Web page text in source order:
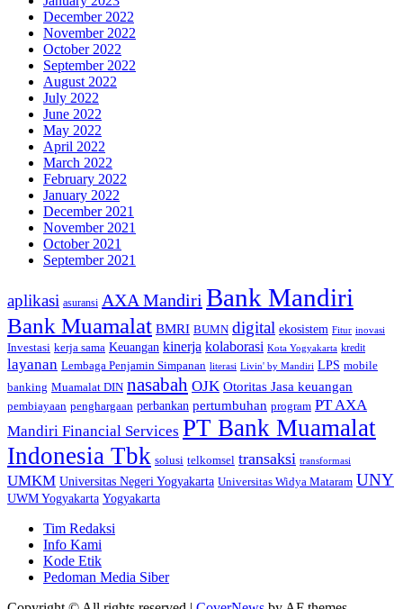
December 2022
November 2022
October 2022
September 2022
August 2022
July 2022
June 2022
May 2022
April 2022
March 2022
February 2022
January 2022
December 2021
November 2021
October 2021
September 2021
aplikasi asuransi AXA Mandiri Bank Mandiri
Bank Muamalat BMRI BUMN digital ekosistem Fitur inovasi
Investasi kerja sama Keuangan kinerja kolaborasi Kota Yogyakarta kredit
layanan Lembaga Penjamin Simpanan literasi Livin' by Mandiri LPS mobile
banking Muamalat DIN nasabah OJK Otoritas Jasa keuangan
pembiayaan penghargaan perbankan pertumbuhan program PT AXA
Mandiri Financial Services PT Bank Muamalat
Indonesia Tbk solusi telkomsel transaksi transformasi
UMKM Universitas Negeri Yogyakarta Universitas Widya Mataram UNY
UWM Yogyakarta Yogyakarta
Tim Redaksi
Info Kami
Kode Etik
Pedoman Media Siber